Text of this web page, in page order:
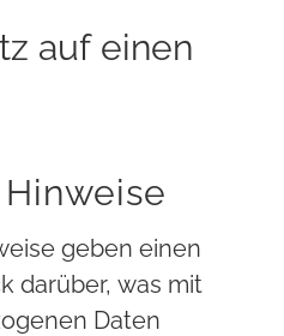
auf einen
geben einen
darüber, was mit
Daten